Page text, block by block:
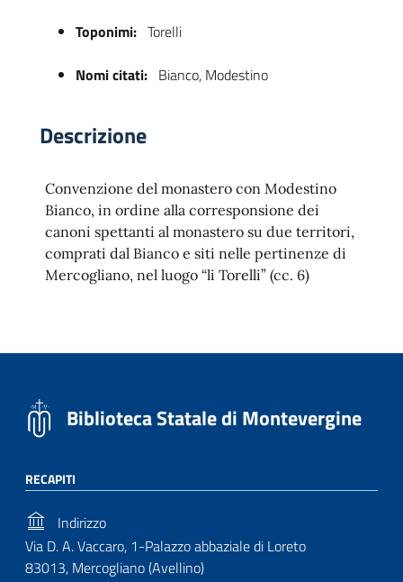
Toponimi: Torelli
Nomi citati: Bianco, Modestino
Descrizione
Convenzione del monastero con Modestino
Bianco, in ordine alla corresponsione dei
canoni spettanti al monastero su due territori,
comprati dal Bianco e siti nelle pertinenze di
Mercogliano, nel luogo “li Torelli” (cc. 6)
Biblioteca Statale di Montevergine
RECAPITI
Indirizzo
Via D. A. Vaccaro, 1-Palazzo abbaziale di Loreto
83013, Mercogliano (Avellino)